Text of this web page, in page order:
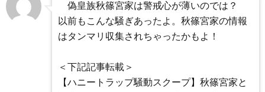
偽皇族秋篠宮家は警戒心が薄いのでは？
以前もこんな騒ぎあったよ。秋篠宮家の情報
はタンマリ収集されちゃったかもよ！
＜下記記事転載＞
【ハニートラップ騒動スクープ】秋篠宮家と